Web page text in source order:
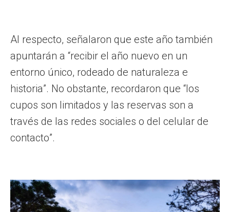
Al respecto, señalaron que este año también
apuntarán a “recibir el año nuevo en un
entorno único, rodeado de naturaleza e
historia”. No obstante, recordaron que “los
cupos son limitados y las reservas son a
través de las redes sociales o del celular de
contacto”.